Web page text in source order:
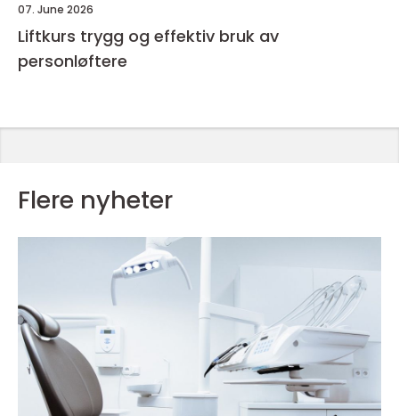
07. June 2026
Liftkurs trygg og effektiv bruk av
personløftere
Flere nyheter